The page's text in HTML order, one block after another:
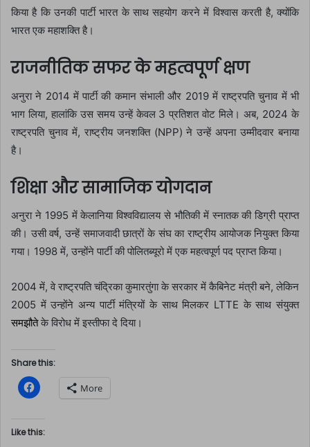
किया है कि उनकी पार्टी भारत के साथ सहयोग करने में विश्वास करती है, क्योंकि
भारत एक महाशक्ति है।
राजनीतिक सफर के महत्वपूर्ण क्षण
अनुरा ने 2014 में पार्टी की कमान संभाली और 2019 में राष्ट्रपति चुनाव में भी
भाग लिया, हालांकि उस समय उन्हें केवल 3 प्रतिशत वोट मिले। अब, 2024 के
राष्ट्रपति चुनाव में, राष्ट्रीय जनशक्ति (NPP) ने उन्हें अपना उम्मीदवार बनाया
है।
शिक्षा और सामाजिक योगदान
अनुरा ने 1995 में केलानिया विश्वविद्यालय से भौतिकी में स्नातक की डिग्री प्राप्त
की। उसी वर्ष, उन्हें समाजवादी छात्रों के संघ का राष्ट्रीय आयोजक नियुक्त किया
गया। 1998 में, उन्होंने पार्टी की पोलितब्यूरो में एक महत्वपूर्ण पद प्राप्त किया।
2004 में, वे राष्ट्रपति चंद्रिका कुमारतुंगा के सरकार में कैबिनेट मंत्री बने, लेकिन
2005 में उन्होंने अन्य पार्टी मंत्रियों के साथ मिलकर LTTE के साथ संयुक्त
समझौतेके विरोध में इस्तीफा दे दिया।
Share this:
C
l
k
t
o
More
Like this: